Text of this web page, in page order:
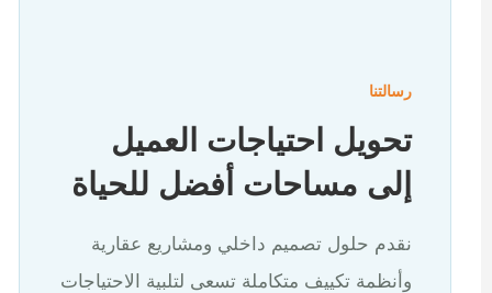
رسالتنا
تحويل احتياجات العميل
إلى مساحات أفضل للحياة
نقدم حلول تصميم داخلي ومشاريع عقارية
وأنظمة تكييف متكاملة تسعى لتلبية الاحتياجات